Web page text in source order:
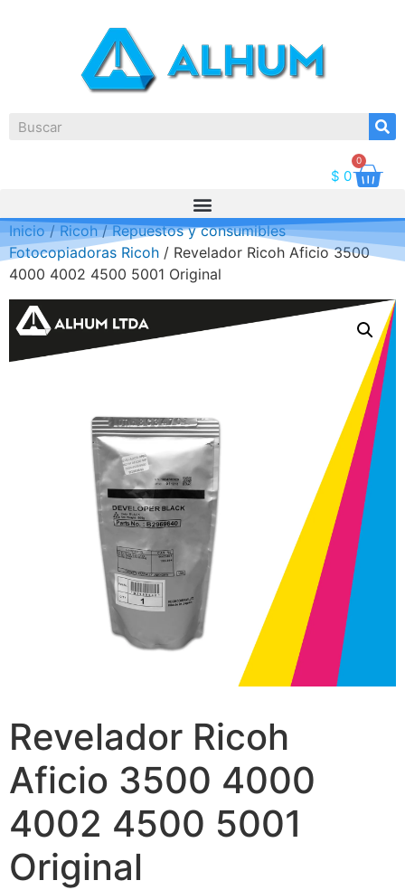
$ 0
0
Inicio/Ricoh/Repuestos y consumibles
Fotocopiadoras Ricoh / Revelador Ricoh Aficio 3500
4000 4002 4500 5001 Original
Revelador Ricoh
Aficio 3500 4000
4002 4500 5001
Original